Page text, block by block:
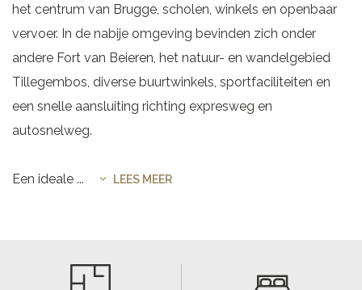
het centrum van Brugge, scholen, winkels en openbaar
vervoer. In de nabije omgeving bevinden zich onder
andere Fort van Beieren, het natuur- en wandelgebied
Tillegembos, diverse buurtwinkels, sportfaciliteiten en
een snelle aansluiting richting expresweg en
autosnelweg.
Een ideale ... LEES MEER